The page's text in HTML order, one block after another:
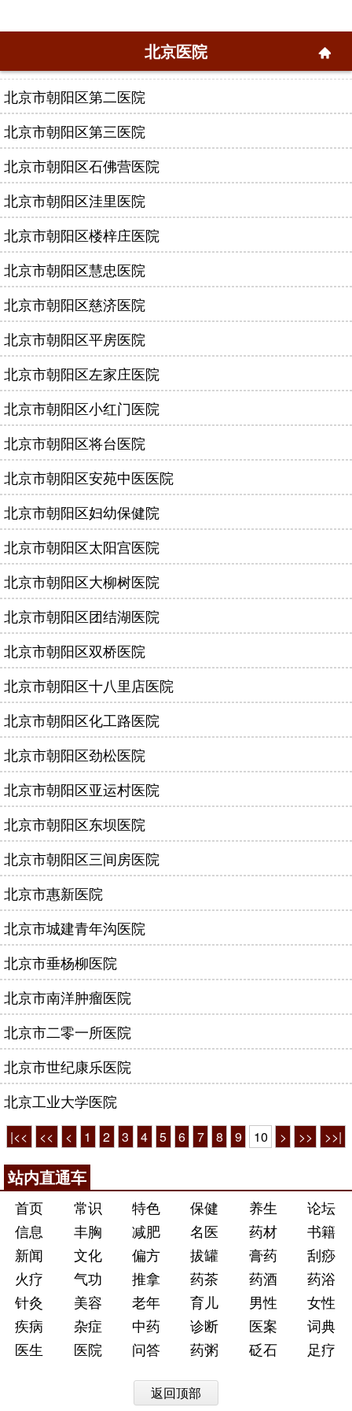
北京医院
北京市朝阳区第二医院
北京市朝阳区第三医院
北京市朝阳区石佛营医院
北京市朝阳区洼里医院
北京市朝阳区楼梓庄医院
北京市朝阳区慧忠医院
北京市朝阳区慈济医院
北京市朝阳区平房医院
北京市朝阳区左家庄医院
北京市朝阳区小红门医院
北京市朝阳区将台医院
北京市朝阳区安苑中医医院
北京市朝阳区妇幼保健院
北京市朝阳区太阳宫医院
北京市朝阳区大柳树医院
北京市朝阳区团结湖医院
北京市朝阳区双桥医院
北京市朝阳区十八里店医院
北京市朝阳区化工路医院
北京市朝阳区劲松医院
北京市朝阳区亚运村医院
北京市朝阳区东坝医院
北京市朝阳区三间房医院
北京市惠新医院
北京市城建青年沟医院
北京市垂杨柳医院
北京市南洋肿瘤医院
北京市二零一所医院
北京市世纪康乐医院
北京工业大学医院
|<< << < 1 2 3 4 5 6 7 8 9 10 > >> >>|
站内直通车
首页 常识 特色 保健 养生
论坛
信息
丰胸 减肥 名医 药材
书籍
新闻
文化 偏方 拔罐 膏药
刮痧
火疗
气功 推拿 药茶 药酒
药浴
针灸
美容 老年 育儿 男性
女性
疾病
杂症 中药 诊断 医案
词典
医生
医院 问答 药粥 砭石 足疗
返回顶部